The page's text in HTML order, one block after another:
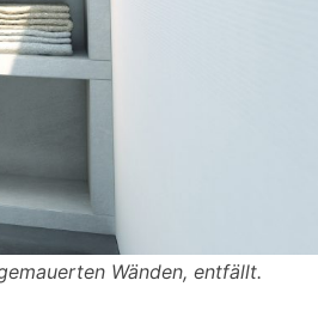
Wänden, entfällt.